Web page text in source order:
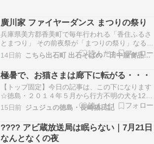
廣川家 ファイヤーダンス まつりの祭り
兵庫県美方郡香美町で毎年行われる「香住ふるさ
とまつり」 その前夜祭が「まつりの祭り」なる変
なタイトルで催され、そのイベントに廣川家なる
集団が参加されていました。 正直、無知な私はこ
のイベントで見るまでこのご家族を存じませんで
したが。 度肝ぬかれました。 ご家族それぞれが
見事なフ…
14日前 こちら出石町 出石そばの「田中屋食品製造部」
極暑で、お猫さまは廊下に転がる・・・
【トップ固定】今日の記事は、この下になります
☆徳島・２０１４年５月から行方不明の犬を12年
探しています ↑ ↑詳細はWEBサイトに記載してい
ます。（※2026年10月末で閉鎖します。）※２
０２６年５月、行方不明から１２年で、グーちゃ
ん捜索に区切りを付けました。私の足を使っての
捜索…
15日前 ジュジュの徳島・長崎猫日記
???? アビ蔵放送局は眠らない｜7月21日
なんとなくの夜